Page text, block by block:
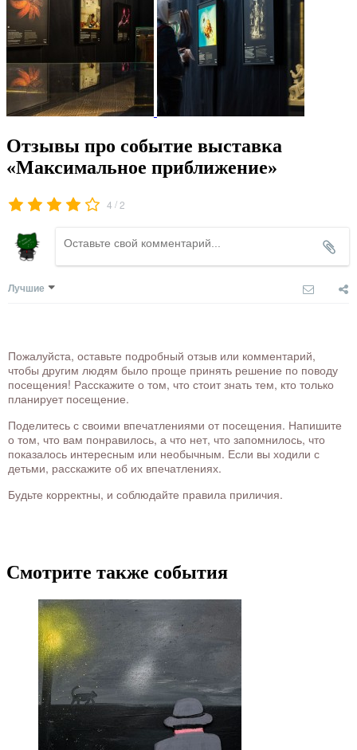
Отзывы про событие выставка
«Максимальное приближение»
4 /2
Лучшие
Пожалуйста, оставьте подробный отзыв или комментарий,
чтобы другим людям было проще принять решение по поводу
посещения! Расскажите о том, что стоит знать тем, кто только
планирует посещение.
Поделитесь с своими впечатлениями от посещения. Напишите
о том, что вам понравилось, а что нет, что запомнилось, что
показалось интересным или необычным. Если вы ходили с
детьми, расскажите об их впечатлениях.
Будьте корректны, и соблюдайте правила приличия.
Смотрите также события